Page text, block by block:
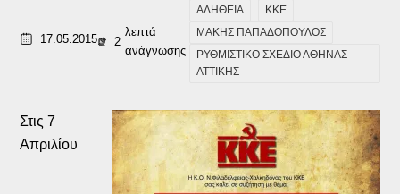
17.05.2015 2
λεπτά
ανάγνωσης
ΑΛΗΘΕΙΑ
ΚΚΕ
ΜΑΚΗΣ ΠΑΠΑΔΟΠΟΥΛΟΣ
ΡΥΘΜΙΣΤΙΚΟ ΣΧΕΔΙΟ ΑΘΗΝΑΣ-
ΑΤΤΙΚΗΣ
Στις 7
Απριλίου